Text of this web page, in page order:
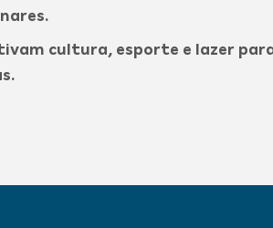
cultura, esporte e lazer